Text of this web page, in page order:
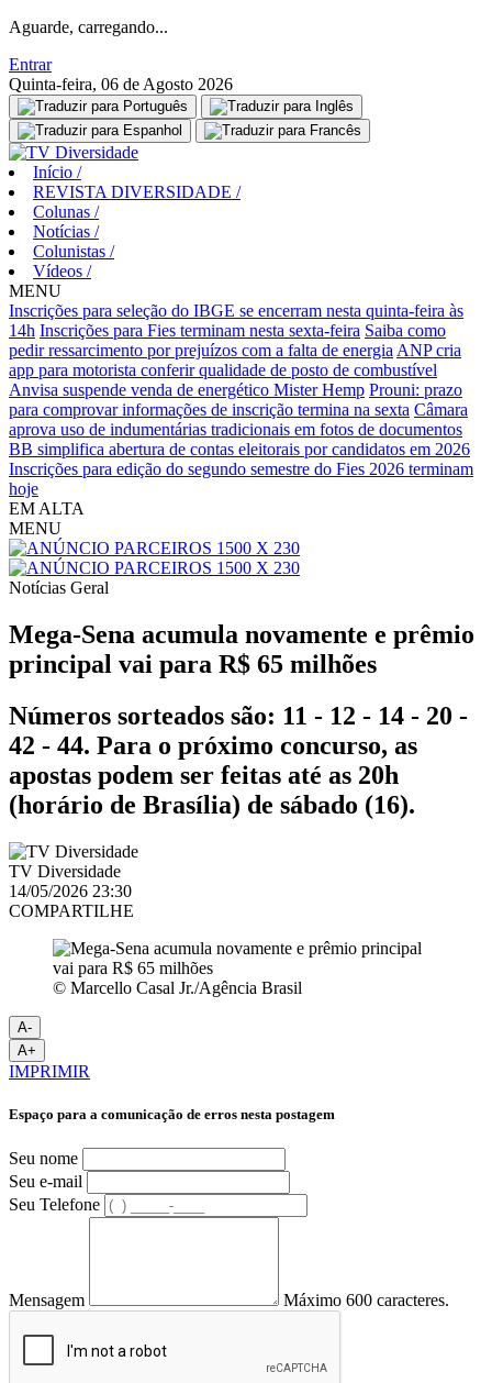
Aguarde, carregando...
Entrar
Quinta-feira, 06 de Agosto 2026
Início /
REVISTA DIVERSIDADE /
Colunas /
Notícias /
Colunistas /
Vídeos /
MENU
Inscrições para seleção do IBGE se encerram nesta quinta-feira às
14h Inscrições para Fies terminam nesta sexta-feira Saiba como
pedir ressarcimento por prejuízos com a falta de energia ANP cria
app para motorista conferir qualidade de posto de combustível
Anvisa suspende venda de energético Mister Hemp Prouni: prazo
para comprovar informações de inscrição termina na sexta Câmara
aprova uso de indumentárias tradicionais em fotos de documentos
BB simplifica abertura de contas eleitorais por candidatos em 2026
Inscrições para edição do segundo semestre do Fies 2026 terminam
hoje
EM ALTA
MENU
Notícias Geral
Mega-Sena acumula novamente e prêmio
principal vai para R$ 65 milhões
Números sorteados são: 11 - 12 - 14 - 20 -
42 - 44. Para o próximo concurso, as
apostas podem ser feitas até as 20h
(horário de Brasília) de sábado (16).
TV Diversidade
14/05/2026 23:30
COMPARTILHE
© Marcello Casal Jr./Agência Brasil
A-
A+
IMPRIMIR
Espaço para a comunicação de erros nesta postagem
Seu nome
Seu e-mail
Seu Telefone
Mensagem Máximo 600 caracteres.